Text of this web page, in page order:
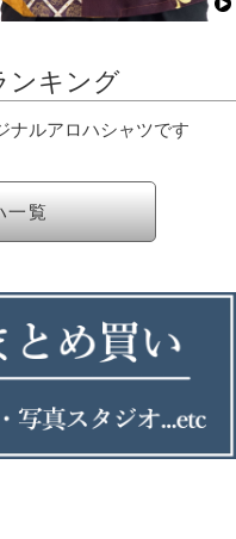
ンキング
ナルアロハシャツです
一覧